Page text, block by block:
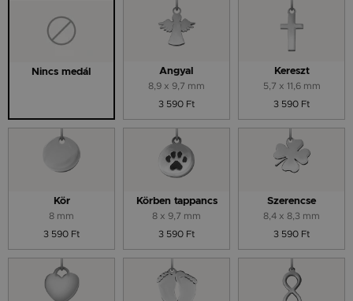
Nincs medál Angyal
8,9 x 9,7 mm
3 590 Ft
Kereszt
5,7 x 11,6 mm
3 590 Ft
Kör
8 mm
3 590 Ft
Körben tappancs
8 x 9,7 mm
3 590 Ft
Szerencse
8,4 x 8,3 mm
3 590 Ft